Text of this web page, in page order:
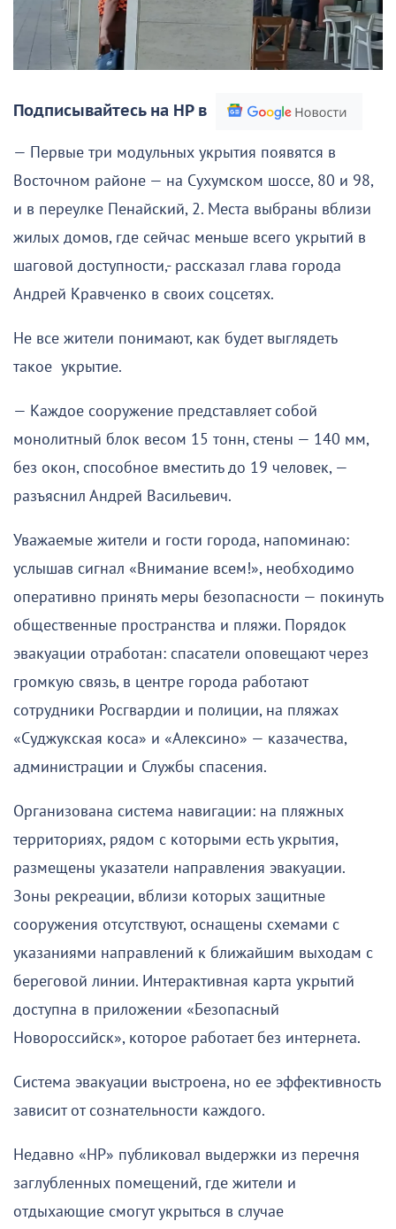
Подписывайтесь на НР в
— Первые три модульных укрытия появятся в
Восточном районе — на Сухумском шоссе, 80 и 98,
и в переулке Пенайский, 2. Места выбраны вблизи
жилых домов, где сейчас меньше всего укрытий в
шаговой доступности,- рассказал глава города
Андрей Кравченко в своих соцсетях.
Не все жители понимают, как будет выглядеть
такое укрытие.
— Каждое сооружение представляет собой
монолитный блок весом 15 тонн, стены — 140 мм,
без окон, способное вместить до 19 человек, —
разъяснил Андрей Васильевич.
Уважаемые жители и гости города, напоминаю:
услышав сигнал «Внимание всем!», необходимо
оперативно принять меры безопасности — покинуть
общественные пространства и пляжи. Порядок
эвакуации отработан: спасатели оповещают через
громкую связь, в центре города работают
сотрудники Росгвардии и полиции, на пляжах
«Суджукская коса» и «Алексино» — казачества,
администрации и Службы спасения.
Организована система навигации: на пляжных
территориях, рядом с которыми есть укрытия,
размещены указатели направления эвакуации.
Зоны рекреации, вблизи которых защитные
сооружения отсутствуют, оснащены схемами с
указаниями направлений к ближайшим выходам с
береговой линии. Интерактивная карта укрытий
доступна в приложении «Безопасный
Новороссийск», которое работает без интернета.
Система эвакуации выстроена, но ее эффективность
зависит от сознательности каждого.
Недавно «НР» публиковал выдержки из перечня
заглубленных помещений, где жители и
отдыхающие смогут укрыться в случае